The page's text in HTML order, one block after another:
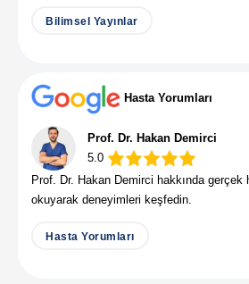
Bilimsel Yayınlar
Hasta Yorumları
Prof. Dr. Hakan Demirci
5.0
Prof. Dr. Hakan Demirci hakkında gerçek
okuyarak deneyimleri keşfedin.
Hasta Yorumları